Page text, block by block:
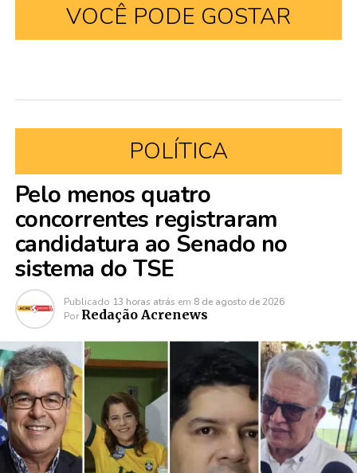
VOCÊ PODE GOSTAR
POLÍTICA
Pelo menos quatro
concorrentes registraram
candidatura ao Senado no
sistema do TSE
Publicado 13 horas atrás em 8 de agosto de 2026
Por Redação Acrenews